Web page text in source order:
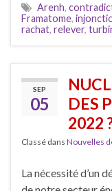
Arenh,
Framatome,
rachat, relever,
SEP
05
DES
2022
Classé dans Nouvelles
La nécessité d’un